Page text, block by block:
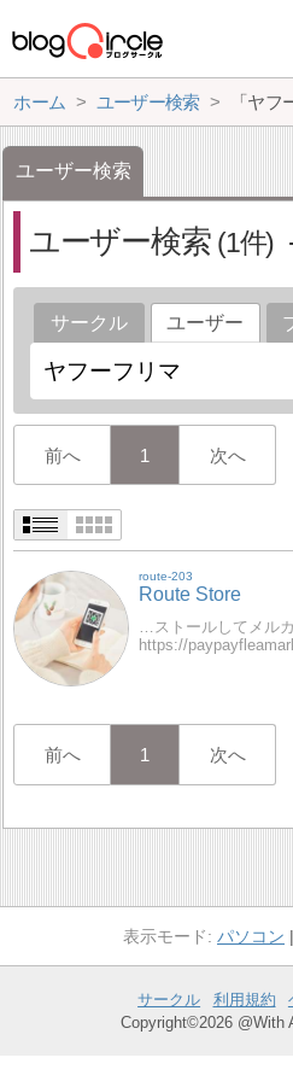
ホーム ユーザー検索 「ヤ
ユーザー検索
ユーザー検索 1
サークル ユーザー
前へ 1 次へ
route-203
Route Store
…ストールしてメル
https://
前へ 1 次へ
パソコン
サークル 利用規約
Copyright©2026 @With